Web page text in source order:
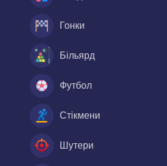
Гонки
Більярд
Футбол
Стікмени
Шутери